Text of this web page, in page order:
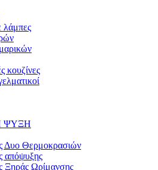
λάμπες
κουζίνες
ΨΥΞΗ
Δυο Θερμοκρασιών
απόψυξης
Ξηράς Ωρίμανσης